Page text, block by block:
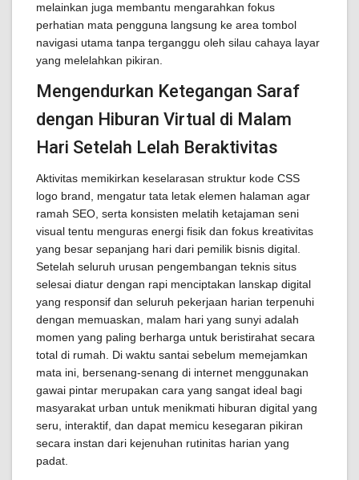
melainkan juga membantu mengarahkan fokus
perhatian mata pengguna langsung ke area tombol
navigasi utama tanpa terganggu oleh silau cahaya layar
yang melelahkan pikiran.
Mengendurkan Ketegangan Saraf
dengan Hiburan Virtual di Malam
Hari Setelah Lelah Beraktivitas
Aktivitas memikirkan keselarasan struktur kode CSS
logo brand, mengatur tata letak elemen halaman agar
ramah SEO, serta konsisten melatih ketajaman seni
visual tentu menguras energi fisik dan fokus kreativitas
yang besar sepanjang hari dari pemilik bisnis digital.
Setelah seluruh urusan pengembangan teknis situs
selesai diatur dengan rapi menciptakan lanskap digital
yang responsif dan seluruh pekerjaan harian terpenuhi
dengan memuaskan, malam hari yang sunyi adalah
momen yang paling berharga untuk beristirahat secara
total di rumah. Di waktu santai sebelum memejamkan
mata ini, bersenang-senang di internet menggunakan
gawai pintar merupakan cara yang sangat ideal bagi
masyarakat urban untuk menikmati hiburan digital yang
seru, interaktif, dan dapat memicu kesegaran pikiran
secara instan dari kejenuhan rutinitas harian yang
padat.